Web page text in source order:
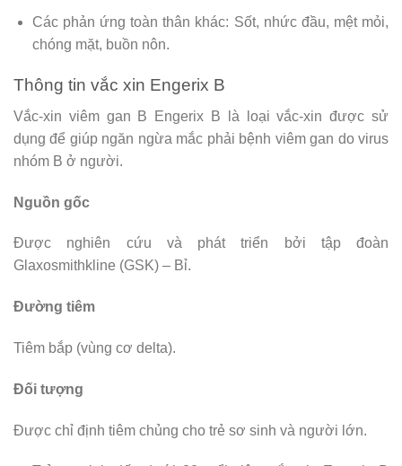
Các phản ứng toàn thân khác: Sốt, nhức đầu, mệt mỏi,
chóng mặt, buồn nôn.
Thông tin vắc xin Engerix B
Vắc-xin viêm gan B Engerix B là loại vắc-xin được sử
dụng để giúp ngăn ngừa mắc phải bệnh viêm gan do virus
nhóm B ở người.
Nguồn gốc
Được nghiên cứu và phát triển bởi tập đoàn
Glaxosmithkline (GSK) – Bỉ.
Đường tiêm
Tiêm bắp (vùng cơ delta).
Đối tượng
Được chỉ định tiêm chủng cho trẻ sơ sinh và người lớn.